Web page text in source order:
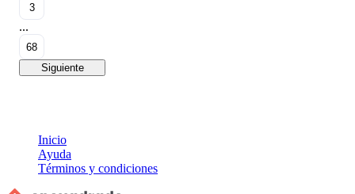
3
...
68
Siguiente
Inicio
Ayuda
Términos y condiciones